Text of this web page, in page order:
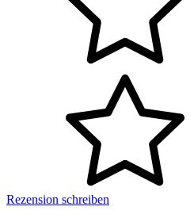
Rezension schreiben